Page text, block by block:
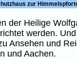
zur
der Heilige
werden.
Ansehen und
und Aachen.